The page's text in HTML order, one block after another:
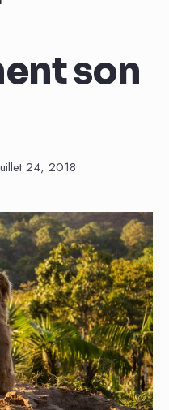
son
24, 2018